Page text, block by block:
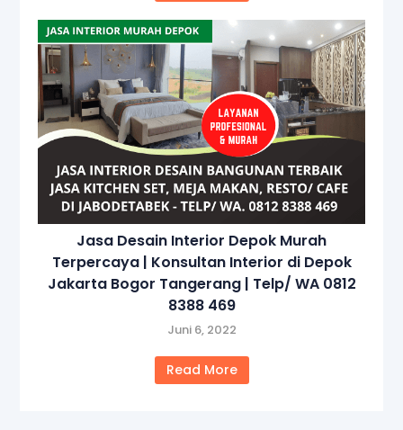
Jasa Desain Interior Depok Murah
Terpercaya | Konsultan Interior di Depok
Jakarta Bogor Tangerang | Telp/ WA 0812
8388 469
Juni 6, 2022
Read More